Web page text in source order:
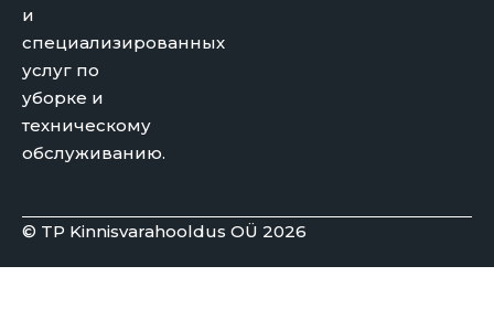
и
специализированных
услуг по
уборке и
техническому
обслуживанию.
© TP Kinnisvarahooldus OÜ 2026